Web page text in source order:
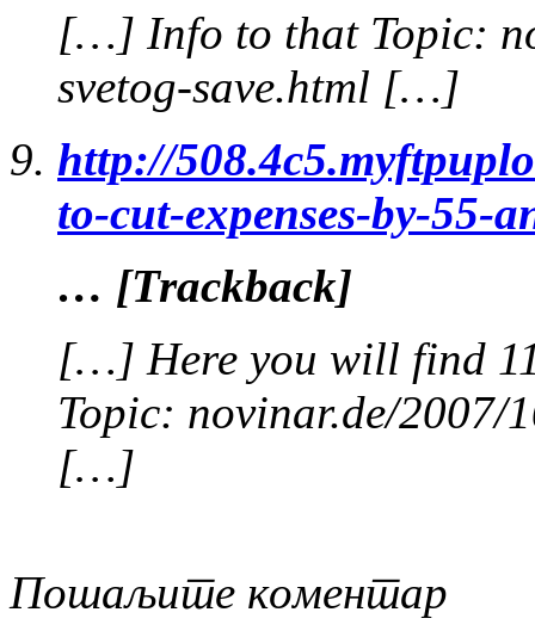
[…] Info to that Topic:
svetog-save.html […]
http://
to-cut-expenses-by-55-
… [Trackback]
[…] Here you will find
Topic: novinar.de/2007/
[…]
Пошаљите коментар